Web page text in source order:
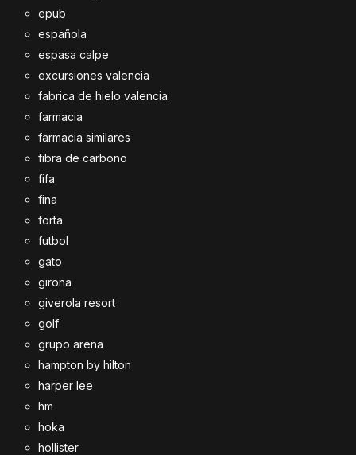
epub
española
espasa calpe
excursiones valencia
fabrica de hielo valencia
farmacia
farmacia similares
fibra de carbono
fifa
fina
forta
futbol
gato
girona
giverola resort
golf
grupo arena
hampton by hilton
harper lee
hm
hoka
hollister